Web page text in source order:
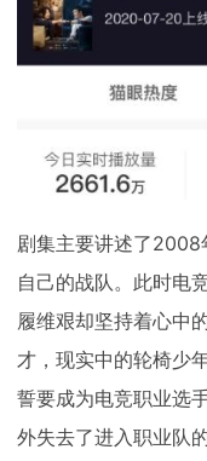
剧集主要讲述了2008
自己的战队。此时电
履维艰却坚持着心中
才，现实中的轮椅少
誓要成为电竞职业选
外失去了进入职业队